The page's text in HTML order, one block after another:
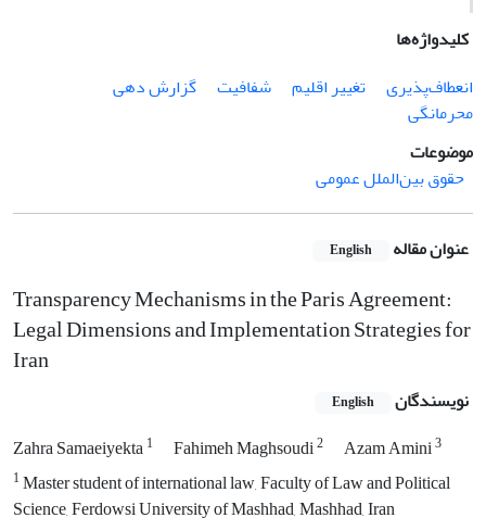
کلیدواژه‌ها
انعطاف‌پذیری
تغییر اقلیم شفافیت
گزارش دهی
محرمانگی
موضوعات
حقوق بین‌الملل عمومی
عنوان مقاله English
Transparency Mechanisms in the Paris Agreement:
Legal Dimensions and Implementation Strategies for
Iran
نویسندگان English
Zahra Samaeiyekta1 Fahimeh Maghsoudi2 Azam Amini3
1Master student of international law, Faculty of Law and Political
Science, Ferdowsi University of Mashhad, Mashhad, Iran